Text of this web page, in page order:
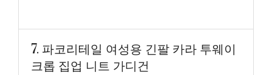
7. 파코리테일 여성용 긴팔 카라 투웨이
크롭 집업 니트 가디건